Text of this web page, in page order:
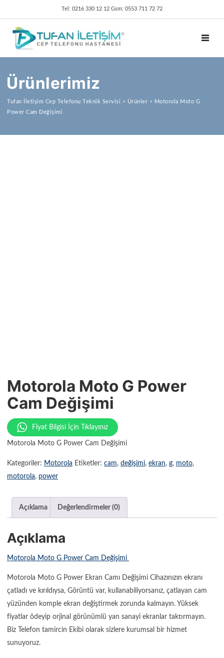
Tel: 0216 330 12 12 Gsm: 0553 711 72 72
Ürünlerimiz
Tufan İletişim Cep Telefonu Teknik Servisi > Ürünler > Motorola Moto G
Power Cam Değişimi
Motorola Moto G Power
Cam Değişimi
Fiyat Bilgisi İçin Tıklayınız
Motorola Moto G Power Cam Değişimi
Kategoriler: Motorola Etiketler: cam, değişimi, ekran, g, moto,
motorola, power
Açıklama Değerlendirmeler (0)
Açıklama
Motorola Moto G Power Cam Değişimi
Motorola Moto G Power Ekran Camı Değişimi Cihazınızın ekranı
çatladı ve kırıldıysa, Görüntü var, kullanabiliyorsanız, çatlayan cam
yüzünden komple ekran değiştirmek zorunda kalmayın. Yüksek
fiyatlar ödeyip orjinal görünümlü yan sanayi ekranlar taktırmayın.
Biz Telefon tamircin Ekibi olarak sizlere kurumsal bir hizmet
sunuyoruz.